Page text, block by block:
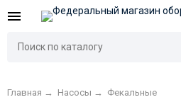
Главная → Насосы → Фекальные